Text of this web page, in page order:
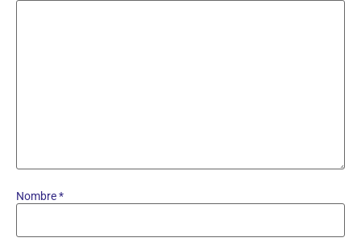
Nombre*